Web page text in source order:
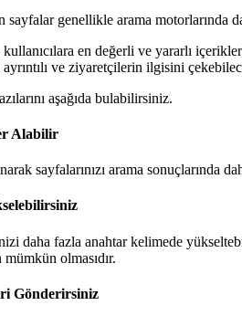
genellikle arama motorlarında
en değerli ve yararlı
ve ziyaretçilerin ilgisini
aşağıda bulabilirsiniz.
Alabilir
sayfalarınızı arama sonuçlarında
daha fazla anahtar kelimede
mümkün olmasıdır.
Gönderirsiniz